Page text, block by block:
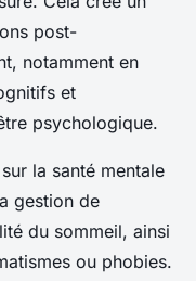
post-
notamment en
et
psychologique.
la santé mentale
gestion de
du sommeil, ainsi
ou phobies.